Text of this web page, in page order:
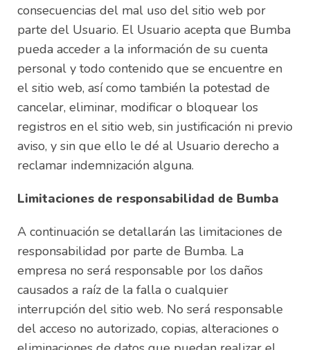
consecuencias del mal uso del sitio web por
parte del Usuario. El Usuario acepta que Bumba
pueda acceder a la información de su cuenta
personal y todo contenido que se encuentre en
el sitio web, así como también la potestad de
cancelar, eliminar, modificar o bloquear los
registros en el sitio web, sin justificación ni previo
aviso, y sin que ello le dé al Usuario derecho a
reclamar indemnización alguna.
Limitaciones de responsabilidad de Bumba
A continuación se detallarán las limitaciones de
responsabilidad por parte de Bumba. La
empresa no será responsable por los daños
causados a raíz de la falla o cualquier
interrupción del sitio web. No será responsable
del acceso no autorizado, copias, alteraciones o